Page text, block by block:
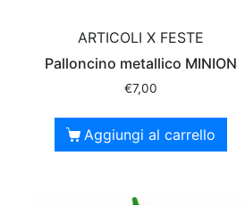
ARTICOLI X FESTE
Palloncino metallico MINION
€7,00
Aggiungi al carrello